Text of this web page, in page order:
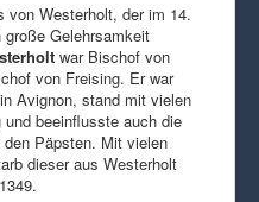
von Westerholt, der im 14.
Gelehrsamkeit
war Bischof von
von Freising. Er war
Avignon, stand mit vielen
beeinflusste auch die
Päpsten. Mit vielen
dieser aus Westerholt